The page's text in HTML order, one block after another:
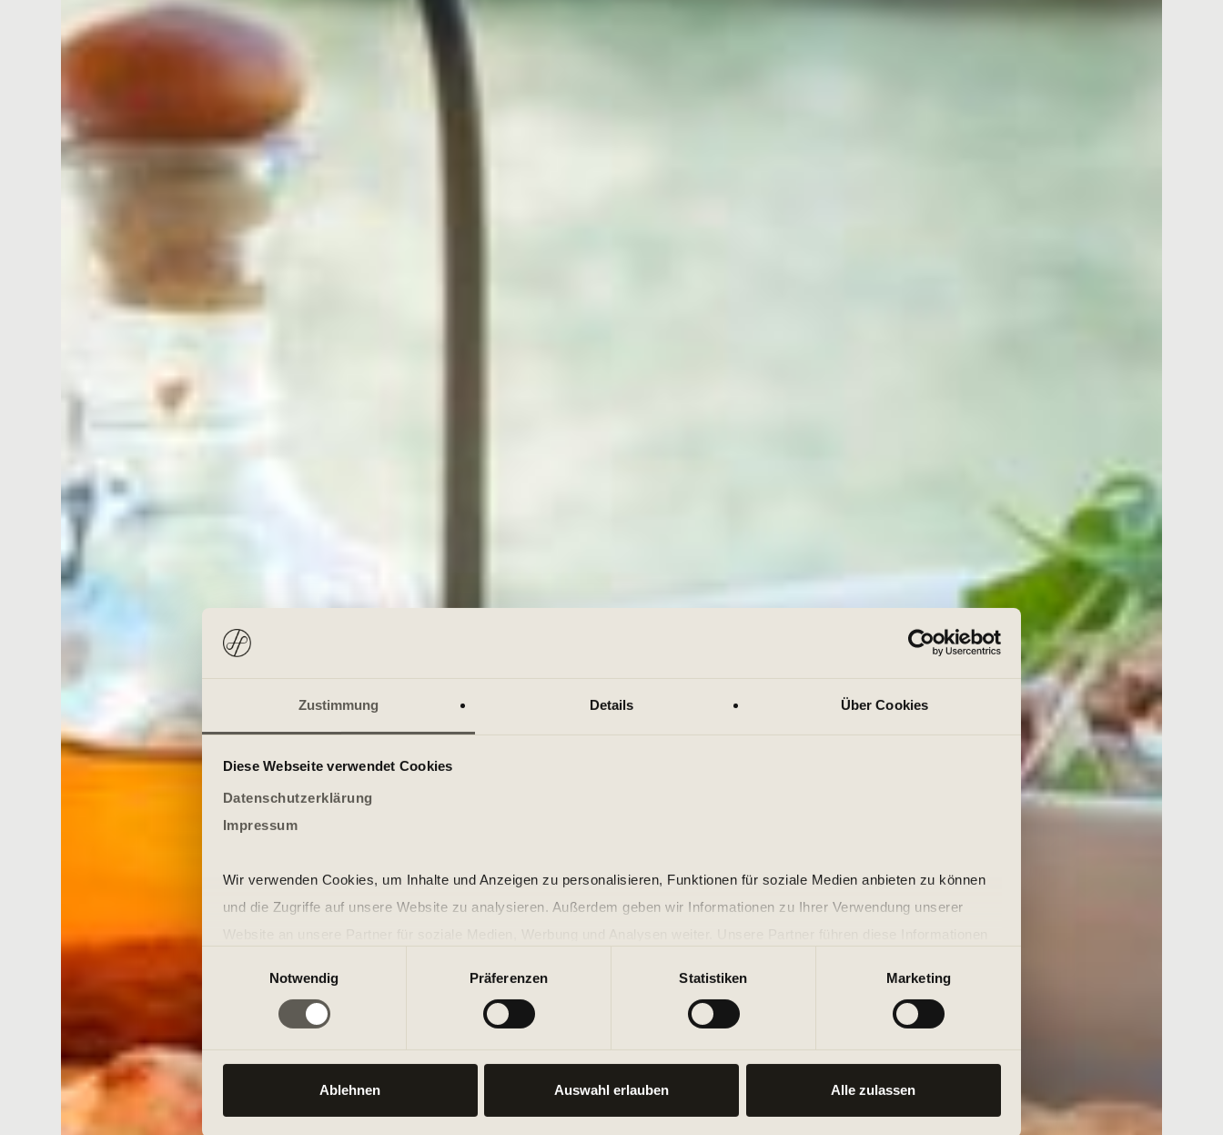
Zustimmung Details Über Cookies
Diese Webseite verwendet Cookies
Datenschutzerklärung
Impressum
Wir verwenden Cookies, um Inhalte und Anzeigen zu personalisieren, Funktionen für soziale Medien anbieten zu können
und die Zugriffe auf unsere Website zu analysieren. Außerdem geben wir Informationen zu Ihrer Verwendung unserer
der Dienste gesammelt haben.
Notwendig
Präferenzen Statistiken Marketing
Ablehnen Auswahl erlauben Alle zulassen